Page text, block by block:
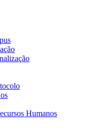
Humanos